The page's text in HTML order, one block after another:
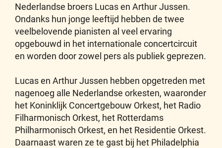
Nederlandse broers Lucas en Arthur Jussen.
Ondanks hun jonge leeftijd hebben de twee
veelbelovende pianisten al veel ervaring
opgebouwd in het internationale concertcircuit
en worden door zowel pers als publiek geprezen.
Lucas en Arthur Jussen hebben opgetreden met
nagenoeg alle Nederlandse orkesten, waaronder
het Koninklijk Concertgebouw Orkest, het Radio
Filharmonisch Orkest, het Rotterdams
Philharmonisch Orkest, en het Residentie Orkest.
Daarnaast waren ze te gast bij het Philadelphia